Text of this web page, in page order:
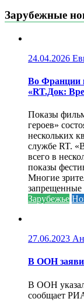
Зарубежные
24.04.2026
Во Франции
«RT.Док:
Показы
героев»
нескольких
службе RT.
всего в
показы
Многие
запрещенные
Зарубежье
27.06.2023
В ООН
В ООН
сообщает